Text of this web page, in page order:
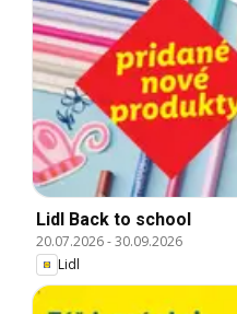
Lidl Back to school
20.07.2026-30.09.2026
Lidl